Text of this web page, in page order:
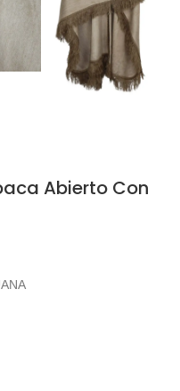
Abierto Con